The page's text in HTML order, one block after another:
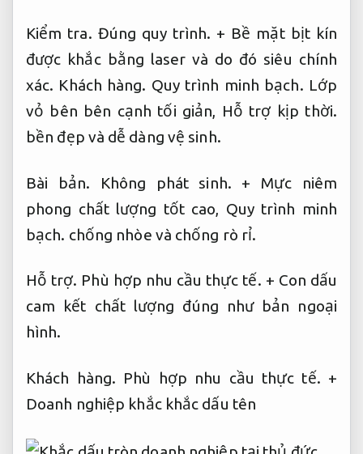
Kiểm tra. Đúng quy trình. + Bề mặt bịt kín
được khắc bằng laser và do đó siêu chính
xác. Khách hàng. Quy trình minh bạch. Lớp
vỏ bên bên cạnh tối giản, Hỗ trợ kịp thời.
bền đẹp và dễ dàng vệ sinh.
Bài bản. Không phát sinh. + Mực niêm
phong chất lượng tốt cao, Quy trình minh
bạch. chống nhòe và chống rò rỉ.
Hỗ trợ. Phù hợp nhu cầu thực tế. + Con dấu
cam kết chất lượng đúng như bản ngoại
hình.
Khách hàng. Phù hợp nhu cầu thực tế. +
Doanh nghiệp khắc khắc dấu tên